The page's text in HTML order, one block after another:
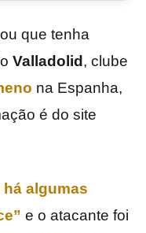
que tenha
Valladolid , clube
na Espanha,
é do site
algumas
e o atacante foi